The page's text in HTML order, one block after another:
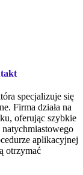
specjalizuje się
Firma działa na
oferując szybkie
aplikacyjnej
otrzymać